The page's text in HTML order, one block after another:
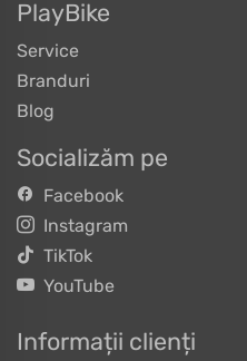
PlayBike
Service
Branduri
Blog
Socializăm pe
Facebook
Instagram
TikTok
YouTube
Informații clienți